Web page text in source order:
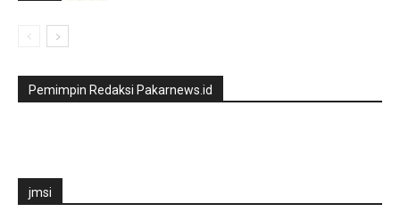
Pemimpin Redaksi Pakarnews.id
jmsi